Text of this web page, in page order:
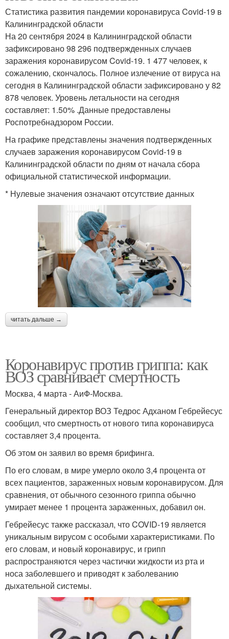
Статистика развития пандемии коронавируса Covid-19 в
Калининградской области
На 20 сентября 2024 в Калининградской области
зафиксировано 98 296 подтвержденных случаев
заражения коронавирусом Covid-19. 1 477 человек, к
сожалению, скончалось. Полное излечение от вируса на
сегодня в Калининградской области зафиксировано у 82
878 человек. Уровень летальности на сегодня
составляет: 1.50% .Данные предоставлены
Роспотребнадзором России.
На графике представлены значения подтвержденных
случаев заражения коронавирусом Covid-19 в
Калининградской области по дням от начала сбора
официальной статистической информации.
* Нулевые значения означают отсутствие данных
читать дальше →
Коронавирус против гриппа: как
ВОЗ сравнивает смертность
Москва, 4 марта - АиФ-Москва.
Генеральный директор ВОЗ Тедрос Адханом Гебрейесус
сообщил, что смертность от нового типа коронавируса
составляет 3,4 процента.
Об этом он заявил во время брифинга.
По его словам, в мире умерло около 3,4 процента от
всех пациентов, зараженных новым коронавирусом. Для
сравнения, от обычного сезонного гриппа обычно
умирает менее 1 процента зараженных, добавил он.
Гебрейесус также рассказал, что COVID-19 является
уникальным вирусом с особыми характеристиками. По
его словам, и новый коронавирус, и грипп
распространяются через частички жидкости из рта и
носа заболевшего и приводят к заболеванию
дыхательной системы.